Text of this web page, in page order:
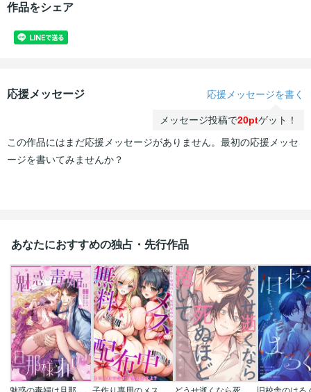
作品をシェア
応援メッセージ 応援メッセージを書く
メッセージ投稿で20ptゲット！
この作品にはまだ応援メッセージがありません。最初の応援メッセ
ージを書いてみませんか？
あなたにおすすめの独占・先行作品